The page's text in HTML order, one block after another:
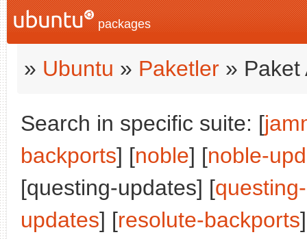
packages
» Ubuntu » Paketler » Paket
Search in specific suite: [
backports] [noble] [noble-
[questing-updates] [
updates] [resolute-backports